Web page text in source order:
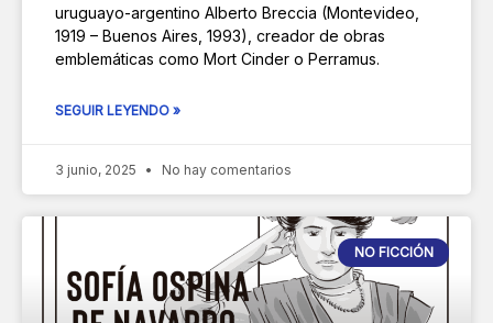
uruguayo-argentino Alberto Breccia (Montevideo,
1919 – Buenos Aires, 1993), creador de obras
emblemáticas como Mort Cinder o Perramus.
SEGUIR LEYENDO »
3 junio, 2025 No hay comentarios
NO FICCIÓN